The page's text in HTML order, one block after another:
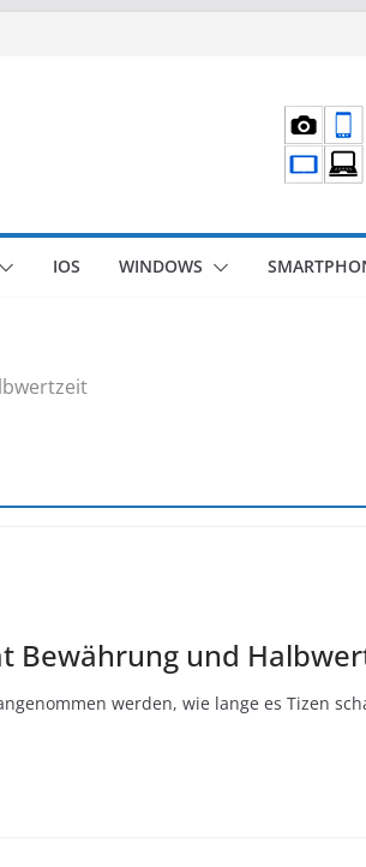
IOS WINDOWS
Bewährung und
werden, wie lange es Tizen